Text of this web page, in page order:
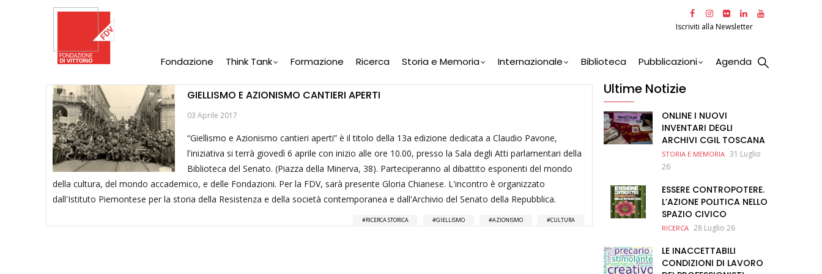
Iscriviti alla Newsletter
Navigation
Fondazione Think Tank Formazione Ricerca Storia e Memoria Internazionale Biblioteca Pubblicazioni Agenda
GIELLISMO E AZIONISMO CANTIERI APERTI
03 Aprile 2017
“Giellismo e Azionismo cantieri aperti” è il titolo della 13a edizione dedicata a Claudio Pavone,
l'iniziativa si terrà giovedì 6 aprile con inizio alle ore 10.00, presso la Sala degli Atti parlamentari della
Biblioteca del Senato. (Piazza della Minerva, 38). Parteciperanno al dibattito esponenti del mondo
della cultura, del mondo accademico, e delle Fondazioni. Per la FDV, sarà presente Gloria Chianese. L'incontro è organizzato
dall'Istituto Piemontese per la storia della Resistenza e della società contemporanea e dall'Archivio del Senato della Repubblica.
RICERCA STORICA GIELLISMO AZIONISMO CULTURA
Ultime Notizie
ONLINE I NUOVI
INVENTARI DEGLI
ARCHIVI CGIL TOSCANA
STORIA E MEMORIA 31 Luglio
26
ESSERE CONTROPOTERE.
L’AZIONE POLITICA NELLO
SPAZIO CIVICO
RICERCA 28 Luglio 26
LE INACCETTABILI
CONDIZIONI DI LAVORO